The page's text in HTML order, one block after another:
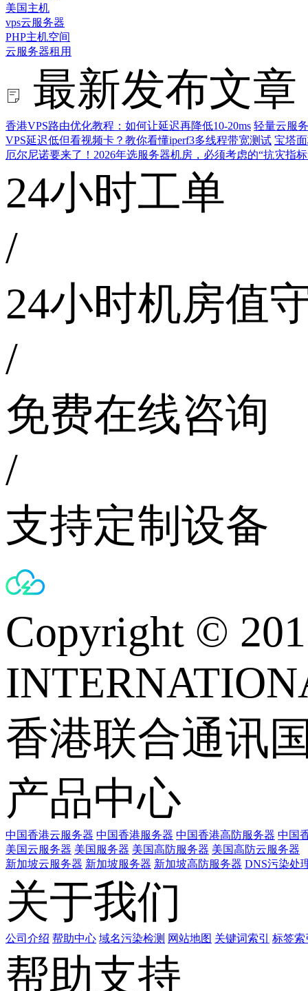
美国主机
vps云服务器
PHP主机空间
云服务器租用
最新发布文章
香港VPS路由优化教程：如何让延迟再降低10-20ms 轻量云服
VPS延迟低但看视频卡？教你看懂iperf3多线程带宽测试 宝塔
厄尔尼诺要来了！2026年选服务器机房，必须考虑的“抗灾指标
24小时工单
/
24小时机房值
/
免费在线咨询
/
支持定制设备
Copyright ©
香港联合通讯
产品中心
中国香港云服务器 中国香港服务器 中国香港高防服务器 中国
美国云服务器 美国服务器 美国高防服务器 美国高防云服务器
新加坡云服务器 新加坡服务器 新加坡高防服务器 DNS污染处
关于我们
公司介绍 帮助中心 域名污染检测 网站地图 关键词索引 标签索
帮助支持